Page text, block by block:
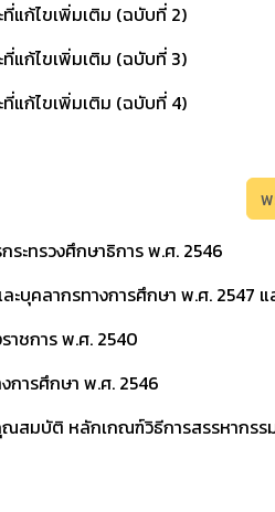
แก้ไขเพิ่มเติม (ฉบับที่ 2)
แก้ไขเพิ่มเติม (ฉบับที่ 3)
แก้ไขเพิ่มเติม (ฉบับที่ 4)
พ
ะทรวงศึกษาธิการ พ.ศ. 2546
บุคลากรทางการศึกษา พ.ศ. 2547 แ
ชการ พ.ศ. 2540
ารศึกษา พ.ศ. 2546
สมบัติ หลักเกณฑ์วิธีการสรรหากร